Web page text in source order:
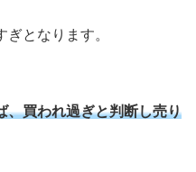
となります。
、買われ過ぎと判断し売り